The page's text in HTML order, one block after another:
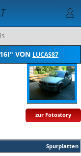
VON LUCAS87
zur Fotostory
Spurplatten